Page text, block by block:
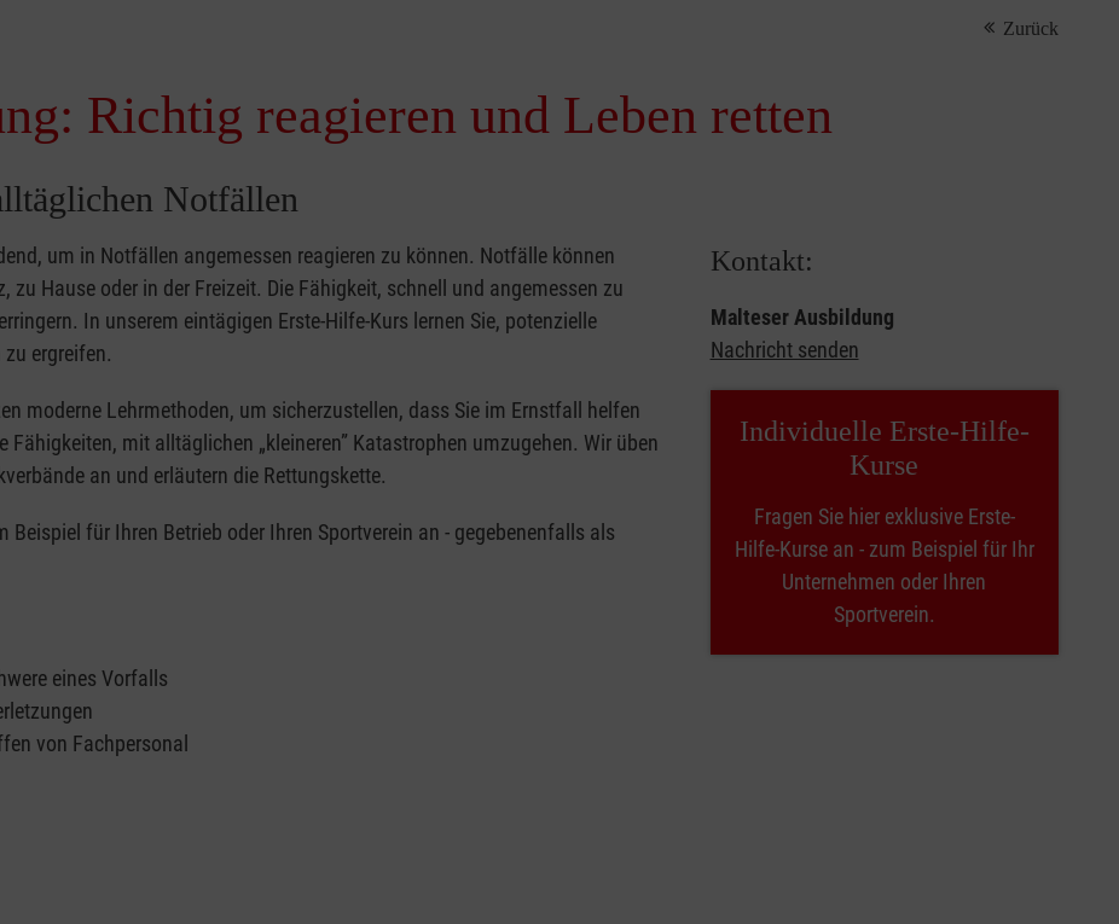
Zurück
Richtig reagieren und Leben retten
Notfällen
um in Notfällen angemessen reagieren zu können. Notfälle können
Hause oder in der Freizeit. Die Fähigkeit, schnell und angemessen zu
In unserem eintägigen Erste-Hilfe-Kurs lernen Sie, potenzielle
ergreifen.
moderne Lehrmethoden, um sicherzustellen, dass Sie im Ernstfall helfen
mit alltäglichen „kleineren” Katastrophen umzugehen. Wir üben
an und erläutern die Rettungskette.
Beispiel für Ihren Betrieb oder Ihren Sportverein an - gegebenenfalls als
eines Vorfalls
von Fachpersonal
Kontakt:
Malteser Ausbildung
Nachricht senden
Individuelle Erste-Hilfe-
Kurse
Fragen Sie hier exklusive Erste-
Hilfe-Kurse an - zum Beispiel für Ihr
Unternehmen oder Ihren
Sportverein.